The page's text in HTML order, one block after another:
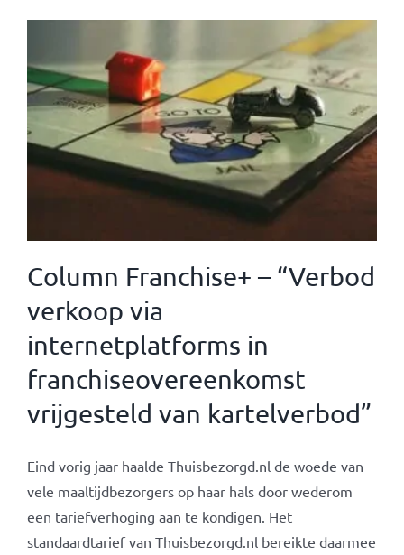
Column Franchise+ – “Verbod
verkoop via
internetplatforms in
franchiseovereenkomst
vrijgesteld van kartelverbod”
Eind vorig jaar haalde Thuisbezorgd.nl de woede van
vele maaltijdbezorgers op haar hals door wederom
een tariefverhoging aan te kondigen. Het
standaardtarief van Thuisbezorgd.nl bereikte daarmee